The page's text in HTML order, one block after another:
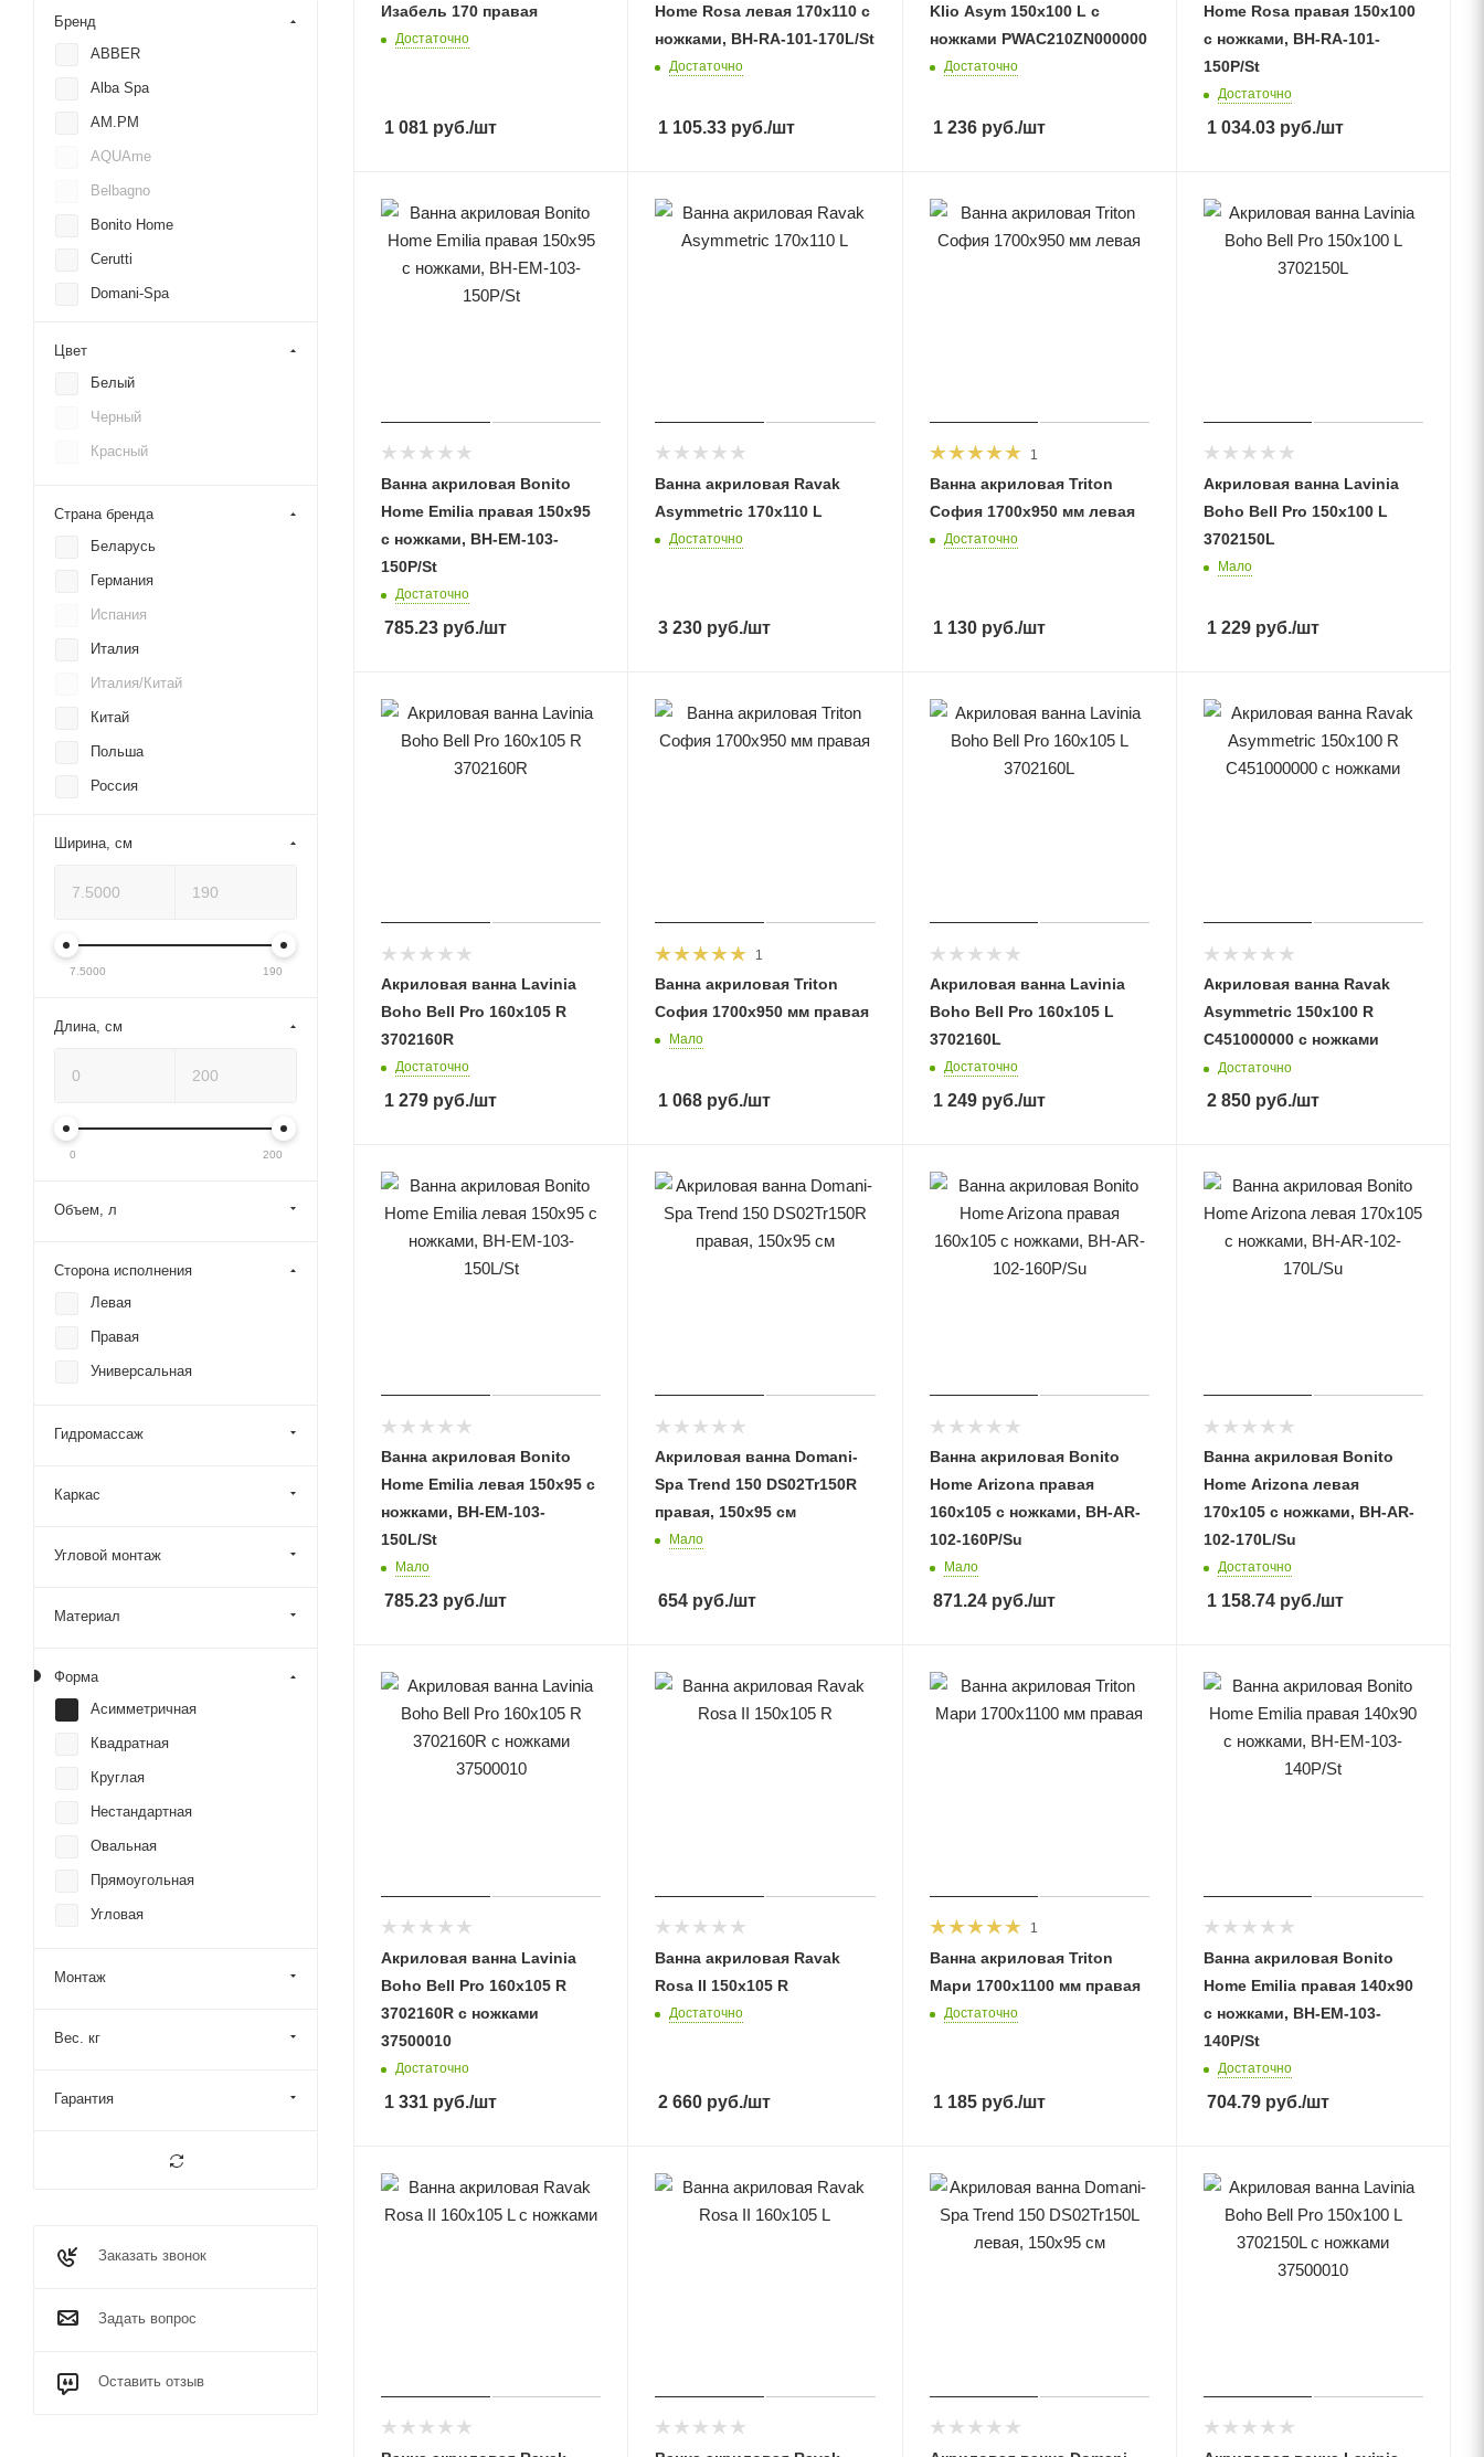
Изабель 170 правая
Достаточно
1 081 руб./шт
Home Rosa левая 170х110 с
ножками, BH-RA-101-170L/St
Достаточно
1 105.33 руб./шт
Klio Asym 150x100 L с
ножками PWAC210ZN000000
Достаточно
1 236руб./шт
Home Rosa правая 150х100
с ножками, BH-RA-101-
150P/St
Достаточно
1 034.03руб./шт
Ванна акриловая Bonito
Home Emilia правая 150х95
с ножками, BH-EM-103-
150P/St
Достаточно
785.23 руб./шт
Ванна акриловая Ravak
Asymmetric 170x110 L
Достаточно
3 230 руб./шт
1
Ванна акриловая Triton
София 1700х950 мм левая
Достаточно
1 130руб./шт
Акриловая ванна Lavinia
Boho Bell Pro 150x100 L
3702150L
Мало
1 229руб./шт
Акриловая ванна Lavinia
Boho Bell Pro 160x105 R
3702160R
Достаточно
1 279 руб./шт
1
Ванна акриловая Triton
София 1700х950 мм правая
Мало
1 068 руб./шт
Акриловая ванна Lavinia
Boho Bell Pro 160x105 L
3702160L
Достаточно
1 249руб./шт
Акриловая ванна Ravak
Asymmetric 150x100 R
C451000000 с ножками
Достаточно
2 850руб./шт
Ванна акриловая Bonito
Home Emilia левая 150х95 с
ножками, BH-EM-103-
150L/St
Мало
785.23 руб./шт
Акриловая ванна Domani-
Spa Trend 150 DS02Tr150R
правая, 150x95 см
Мало
654 руб./шт
Ванна акриловая Bonito
Home Arizona правая
160х105 с ножками, BH-AR-
102-160P/Su
Мало
871.24руб./шт
Ванна акриловая Bonito
Home Arizona левая
170х105 с ножками, BH-AR-
102-170L/Su
Достаточно
1 158.74руб./шт
Акриловая ванна Lavinia
Boho Bell Pro 160x105 R
3702160R с ножками
37500010
Достаточно
1 331 руб./шт
Ванна акриловая Ravak
Rosa II 150x105 R
Достаточно
2 660 руб./шт
1
Ванна акриловая Triton
Мари 1700х1100 мм правая
Достаточно
1 185руб./шт
Ванна акриловая Bonito
Home Emilia правая 140х90
с ножками, BH-EM-103-
140P/St
Достаточно
704.79руб./шт
Бренд
ABBER
Alba Spa
AM.PM
AQUAme
Belbagno
Bonito Home
Cerutti
Domani-Spa
Jacob Delafon
Kolpa-San
Triton
Vincea
Wellsee
Цвет
Белый
Черный
Красный
Страна бренда
Беларусь
Германия
Испания
Италия
Италия/Китай
Китай
Польша
Россия
Франция
Чехия
Ширина, см
7.5000 190
Длина, см
0 200
Объем, л
Сторона исполнения
Левая
Правая
Универсальная
Гидромассаж
Каркас
Угловой монтаж
Материал
Форма
Асимметричная
Квадратная
Круглая
Нестандартная
Овальная
Прямоугольная
Угловая
Монтаж
Вес. кг
Гарантия
Заказать звонок
Задать вопрос
Оставить отзыв